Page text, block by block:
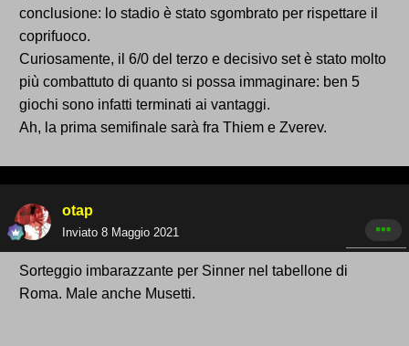
conclusione: lo stadio è stato sgombrato per rispettare il
coprifuoco.
Curiosamente, il 6/0 del terzo e decisivo set è stato molto
più combattuto di quanto si possa immaginare: ben 5
giochi sono infatti terminati ai vantaggi.
Ah, la prima semifinale sarà fra Thiem e Zverev.
otap
Inviato 8 Maggio 2021
Sorteggio imbarazzante per Sinner nel tabellone di
Roma. Male anche Musetti.